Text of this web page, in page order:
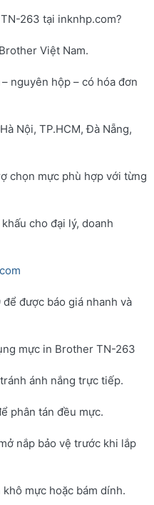
263 tại inknhp.com?
Việt Nam.
nguyên hộp – có hóa đơn
Nội, TP.HCM, Đà Nẵng,
chọn mực phù hợp với từng
cho đại lý, doanh
được báo giá nhanh và
mực in Brother TN-263
ánh nắng trực tiếp.
phân tán đều mực.
nắp bảo vệ trước khi lắp
mực hoặc bám dính.